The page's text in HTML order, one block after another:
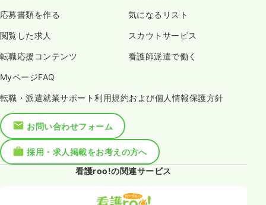
応募書類を作る 気になるリスト
閲覧した求人 スカウトサービス
転職応援コンテンツ 看護師派遣で働く
MyページFAQ
転職・派遣就業サポート利用規約および個人情報保護方針
お問い合わせフォーム
採用・求人掲載をお考えの方へ
看護roo!の関連サービス